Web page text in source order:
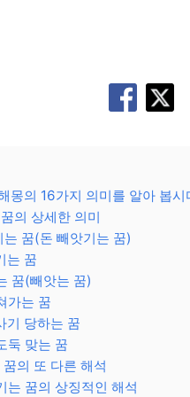
몽의 16가지 의미를 알아 봅시
의 상세한 의미
는 꿈(돈 빼앗기는 꿈)
는 꿈
꿈(빼앗는 꿈)
가는 꿈
기 당하는 꿈
둑 맞는 꿈
의 또 다른 해석
는 꿈의 상징적인 해석